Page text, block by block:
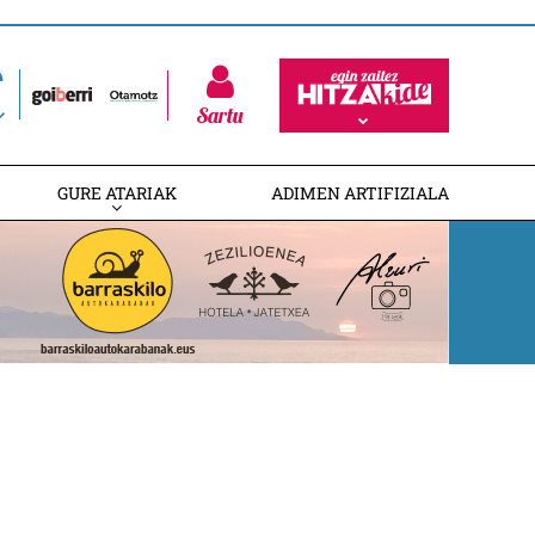
Sartu
GURE ATARIAK ADIMEN ARTIFIZIALA